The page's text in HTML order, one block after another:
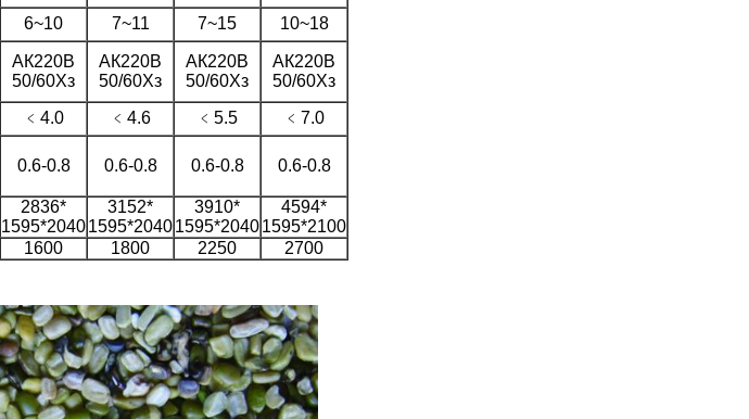
6~10 7~11 7~15
10~18
АК220В
50/60Хз
АК220В
50/60Хз
АК220В
50/60Хз
АК220В
50/60Хз
﹤4.0 ﹤4.6 ﹤5.5
﹤7.0
0.6-0.8 0.6-0.8 0.6-0.8 0.6-0.8
2836*
1595*2040
3152*
1595*2040
3910*
1595*2040
4594*
1595*2100
1600 1800 2250 2700